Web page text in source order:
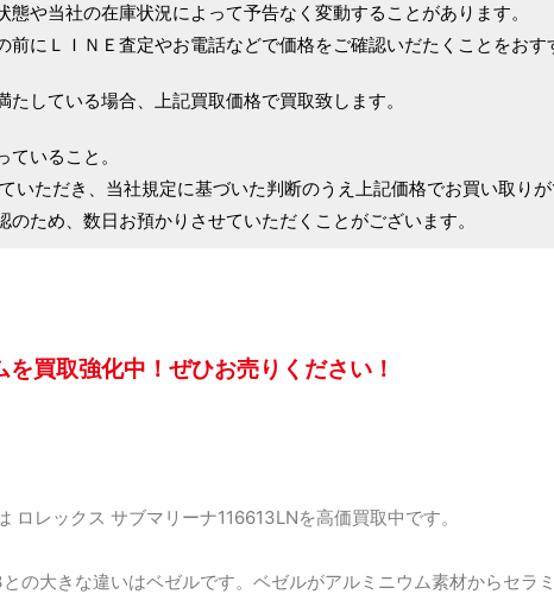
態や当社の在庫状況によって予告なく変動することがあります。
前にＬＩＮＥ査定やお電話などで価格をご確認いだたくことをおす
たしている場合、上記買取価格で買取致します。
ていること。
いただき、当社規定に基づいた判断のうえ上記価格でお買い取りが
のため、数日お預かりさせていただくことがございます。
を買取強化中！ぜひお売りください！
ロレックス サブマリーナ116613LNを高価買取中です。
の大きな違いはベゼルです。ベゼルがアルミニウム素材からセラ